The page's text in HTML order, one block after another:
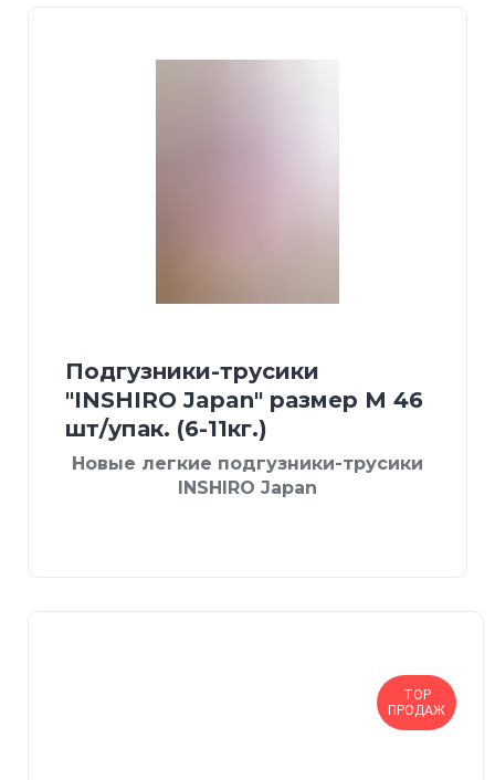
Подгузники-трусики
"INSHIRO Japan" размер М 46
шт/упак. (6-11кг.)
Новые легкие подгузники-трусики
INSHIRO Japan
TOP
ПРОДАЖ